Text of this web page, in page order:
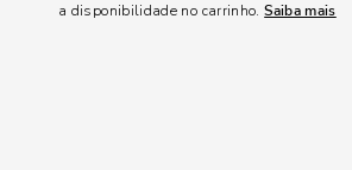
a disponibilidade no carrinho.Saiba mais